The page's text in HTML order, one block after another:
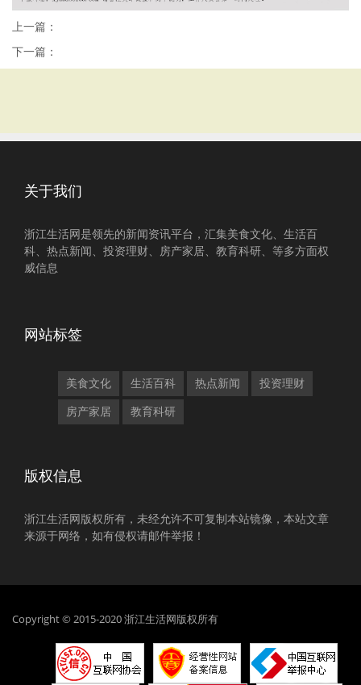
上一篇：
下一篇：
关于我们
浙江生活网是领先的新闻资讯平台，汇集美食文化、生活百
科、热点新闻、投资理财、房产家居、教育科研、等多方面权
威信息
网站标签
美食文化 生活百科 热点新闻 投资理财
房产家居 教育科研
版权信息
浙江生活网版权所有，未经允许不可复制本站镜像，本站文章
来源于网络，如有侵权请邮件举报！
Copyright © 2015-2020 浙江生活网版权所有